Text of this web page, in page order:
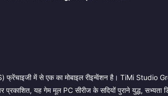
फ्रेंचाइजी में से एक का मोबाइल रीइन्वेंशन है। TiMi
यह गेम मूल PC सीरीज के सदियों पुराने युद्ध, सभ्यता